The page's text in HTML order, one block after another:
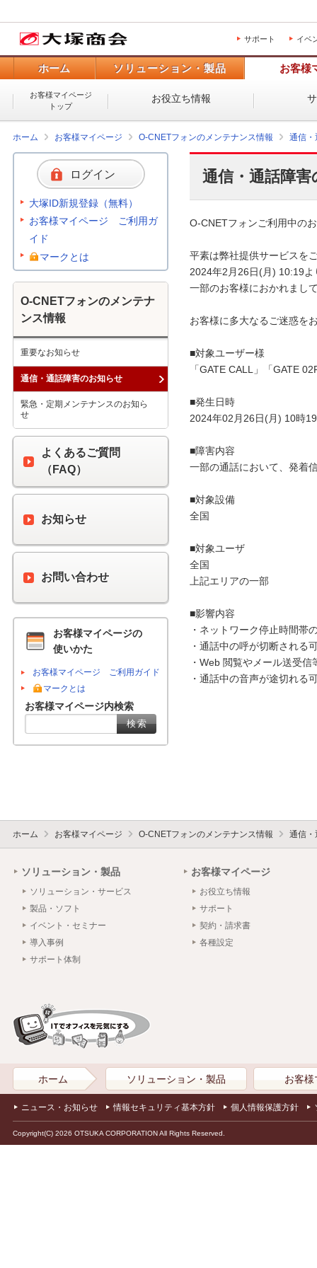
サポート イベ
ホーム ソリューション・製品 お客様
お客様マイページ
トップ
お役立ち情報
ホーム お客様マイページ O-CNETフォンのメンテナンス情報 通信・
通信・通話障
O-CNETフォンご利用中の
平素は弊社提供サービスを
2024年2月26日(月) 10:19
一部のお客様におかれまし
お客様に多大なるご迷惑を
■対象ユーザー様
「GATE CALL」「GATE
■発生日時
2024年02月26日(月) 10時
■障害内容
一部の通話において、発着
■対象設備
全国
■対象ユーザ
全国
上記エリアの一部
■影響内容
・ネットワーク停止時間帯
・通話中の呼が切断される
・Web 閲覧やメール送受
・通話中の音声が途切れる
ログイン
大塚ID新規登録（無料）
お客様マイページ ご利用ガ
イド
マークとは
O-CNETフォンのメンテナ
ンス情報
重要なお知らせ
通信・通話障害のお知らせ
緊急・定期メンテナンスのお知ら
せ
よくあるご質問
（FAQ）
お知らせ
お問い合わせ
お客様マイページの
使いかた
お客様マイページ ご利用ガイド
マークとは
お客様マイページ内検索
ホーム お客様マイページ O-CNETフォンのメンテナンス情報 通信・
ソリューション・製品
ソリューション・サービス
製品・ソフト
イベント・セミナー
導入事例
サポート体制
お客様マイページ
お役立ち情報
サポート
契約・請求書
各種設定
ホーム ソリューション・製品 お客様
ニュース・お知らせ 情報セキュリティ基本方針 個人情報保護方針
Copyright(C) 2026 OTSUKA CORPORATION All Rights Reserved.